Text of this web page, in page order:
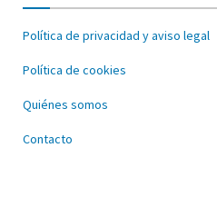
Política de privacidad y aviso legal
Política de cookies
Quiénes somos
Contacto